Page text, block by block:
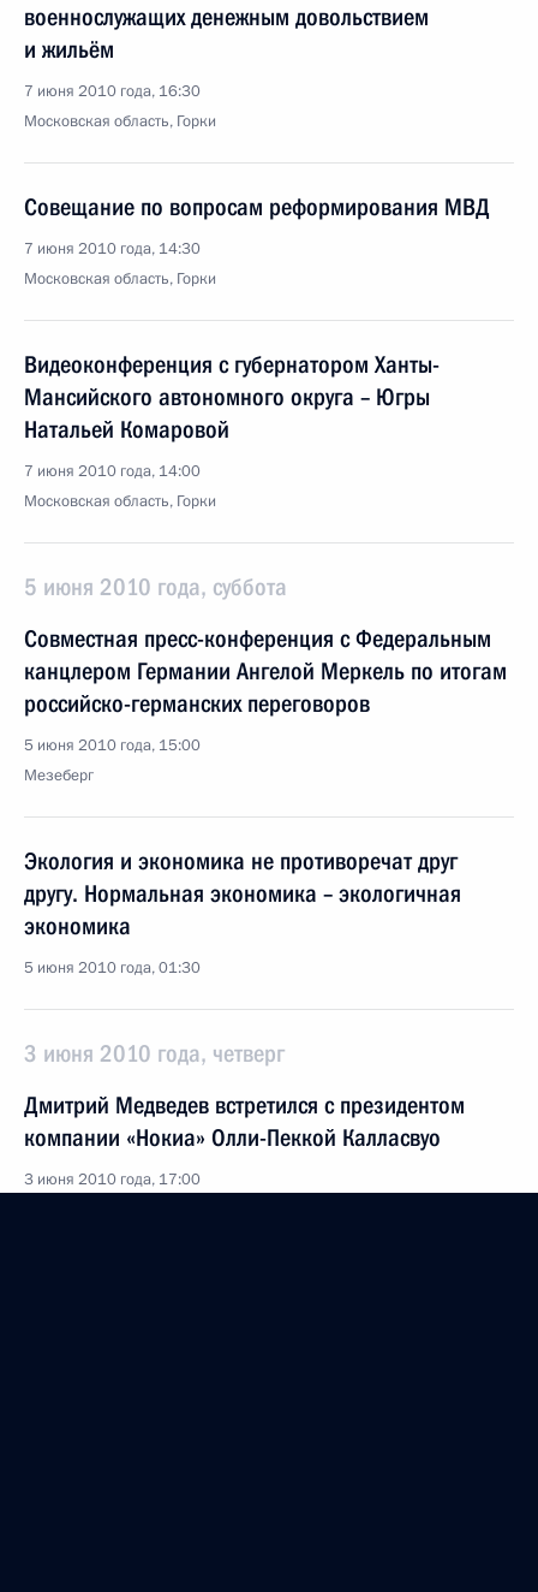
военнослужащих денежным довольствием
и жильём
7 июня 2010 года, 16:30
Московская область, Горки
Совещание по вопросам реформирования МВД
7 июня 2010 года, 14:30
Московская область, Горки
Видеоконференция с губернатором Ханты-
Мансийского автономного округа – Югры
Натальей Комаровой
7 июня 2010 года, 14:00
Московская область, Горки
5 июня 2010 года, суббота
Совместная пресс-конференция с Федеральным
канцлером Германии Ангелой Меркель по итогам
российско-германских переговоров
5 июня 2010 года, 15:00
Мезеберг
Экология и экономика не противоречат друг
другу. Нормальная экономика – экологичная
экономика
5 июня 2010 года, 01:30
3 июня 2010 года, четверг
Дмитрий Медведев встретился с президентом
компании «Нокиа» Олли-Пеккой Калласвуо
3 июня 2010 года, 17:00